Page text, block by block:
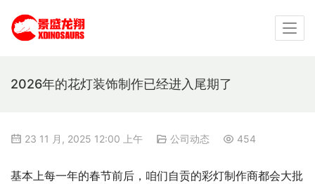
2026年的花灯装饰制作已经进入尾期了
23 11 月, 2025 12:00 上午 公司动态 454
基本上每一年的春节前后，咱们自贡的彩灯制作商都会大批